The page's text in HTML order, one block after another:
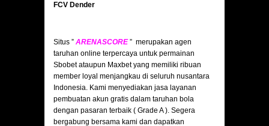
FCV Dender
Situs ” ARENASCORE” merupakan agen
taruhan online terpercaya untuk permainan
Sbobet ataupun Maxbet yang memiliki ribuan
member loyal menjangkau di seluruh nusantara
Indonesia. Kami menyediakan jasa layanan
pembuatan akun gratis dalam taruhan bola
dengan pasaran terbaik ( Grade A ). Segera
bergabung bersama kami dan dapatkan